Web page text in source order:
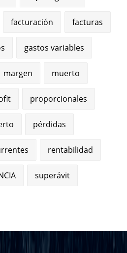
facturación facturas
gastos variables
margen muerto
proporcionales
pérdidas
rentabilidad
superávit